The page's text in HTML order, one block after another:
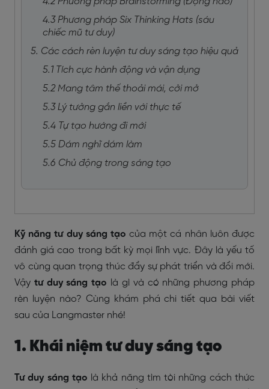
4.3 Phương pháp Six Thinking Hats (sáu
chiếc mũ tư duy)
5. Các cách rèn luyện tư duy sáng tạo hiệu quả
5.1 Tích cực hành động và vận dụng
5.2 Mang tâm thế thoải mái, cởi mở
5.3 Lý tưởng gắn liền với thực tế
5.4 Tự tạo hướng đi mới
5.5 Dám nghĩ dám làm
5.6 Chủ động trong sáng tạo
Kỹ năng tư duy sáng tạo của một cá nhân luôn được
đánh giá cao trong bất kỳ mọi lĩnh vực. Đây là yếu tố
vô cùng quan trọng thúc đẩy sự phát triển và đổi mới.
Vậy tư duy sáng tạo là gì và có những phương pháp
rèn luyện nào? Cùng khám phá chi tiết qua bài viết
sau của Langmaster nhé!
1. Khái niệm tư duy sáng tạo
Tư duy sáng tạo là khả năng tìm tòi những cách thức